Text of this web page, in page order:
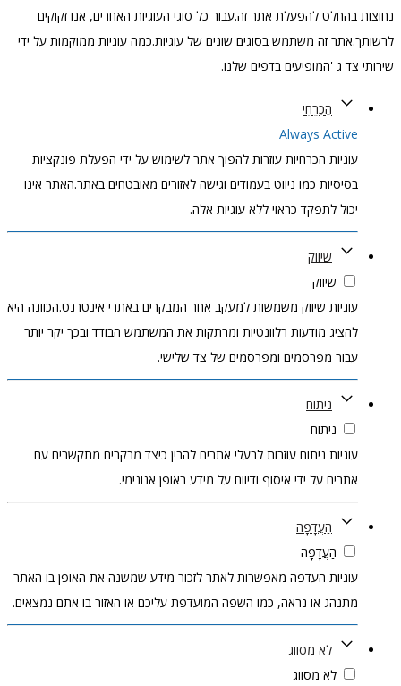
נחוצות בהחלט להפעלת אתר זה.עבור כל סוגי העוגיות האחרים, אנו זקוקים
לרשותך.אתר זה משתמש בסוגים שונים של עוגיות.כמה עוגיות ממוקמות על ידי
שירותי צד ג 'המופיעים בדפים שלנו.
הֶכְרֵחִי
Always Active
עוגיות הכרחיות עוזרות להפוך אתר לשימוש על ידי הפעלת פונקציות
בסיסיות כמו ניווט בעמודים וגישה לאזורים מאובטחים באתר.האתר אינו
יכול לתפקד כראוי ללא עוגיות אלה.
שיווק
שיווק
עוגיות שיווק משמשות למעקב אחר המבקרים באתרי אינטרנט.הכוונה היא
להציג מודעות רלוונטיות ומרתקות את המשתמש הבודד ובכך יקר יותר
עבור מפרסמים ומפרסמים של צד שלישי.
ניתוח
ניתוח
עוגיות ניתוח עוזרות לבעלי אתרים להבין כיצד מבקרים מתקשרים עם
אתרים על ידי איסוף ודיווח על מידע באופן אנונימי.
הַעֲדָפָה
הַעֲדָפָה
עוגיות העדפה מאפשרות לאתר לזכור מידע שמשנה את האופן בו האתר
מתנהג או נראה, כמו השפה המועדפת עליכם או האזור בו אתם נמצאים.
לא מסווג
לא מסווג